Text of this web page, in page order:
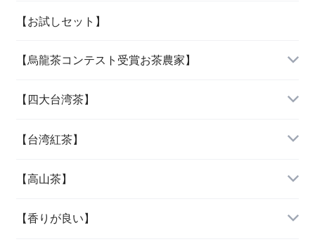
「当店人気の四種」
「女性に人気の三種」
【お試しセット】
【烏龍茶コンテスト受賞お茶農家】
『阿里山烏龍茶』
『杉林溪烏龍茶』
『大禹嶺烏龍茶』
『梨山烏龍茶』
【四大台湾茶】
『木柵鉄観音』
『文山包種茶』
『凍頂烏龍茶』
【台湾紅茶】
『紅玉紅茶』
『蜜香紅茶』
【高山茶】
『阿里山烏龍茶』
【香りが良い】